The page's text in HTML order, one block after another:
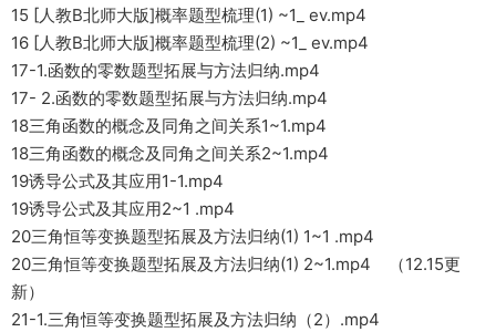
15 [人教B北师大版]概率题型梳理(1) ~1_ ev.mp4
16 [人教B北师大版]概率题型梳理(2) ~1_ ev.mp4
17-1.函数的零数题型拓展与方法归纳.mp4
17- 2.函数的零数题型拓展与方法归纳.mp4
18三角函数的概念及同角之间关系1~1.mp4
18三角函数的概念及同角之间关系2~1.mp4
19诱导公式及其应用1-1.mp4
19诱导公式及其应用2~1 .mp4
20三角恒等变换题型拓展及方法归纳(1) 1~1 .mp4
20三角恒等变换题型拓展及方法归纳(1) 2~1.mp4 （12.15更
新）
21-1.三角恒等变换题型拓展及方法归纳（2）.mp4